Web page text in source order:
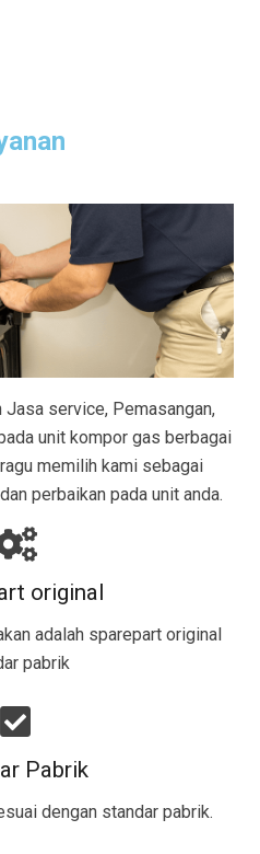
Jasa service, Pemasangan,
unit kompor gas berbagai
memilih kami sebagai
perbaikan pada unit anda.
original
adalah sparepart original
pabrik​
Pabrik
dengan standar pabrik.